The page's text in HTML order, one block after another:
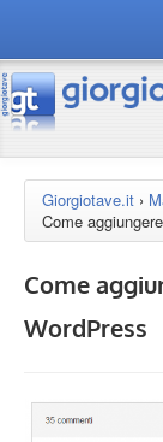
connect gt
risorse
Chi siamo
Giorgiotave.it ›
Come
Come
WordPress